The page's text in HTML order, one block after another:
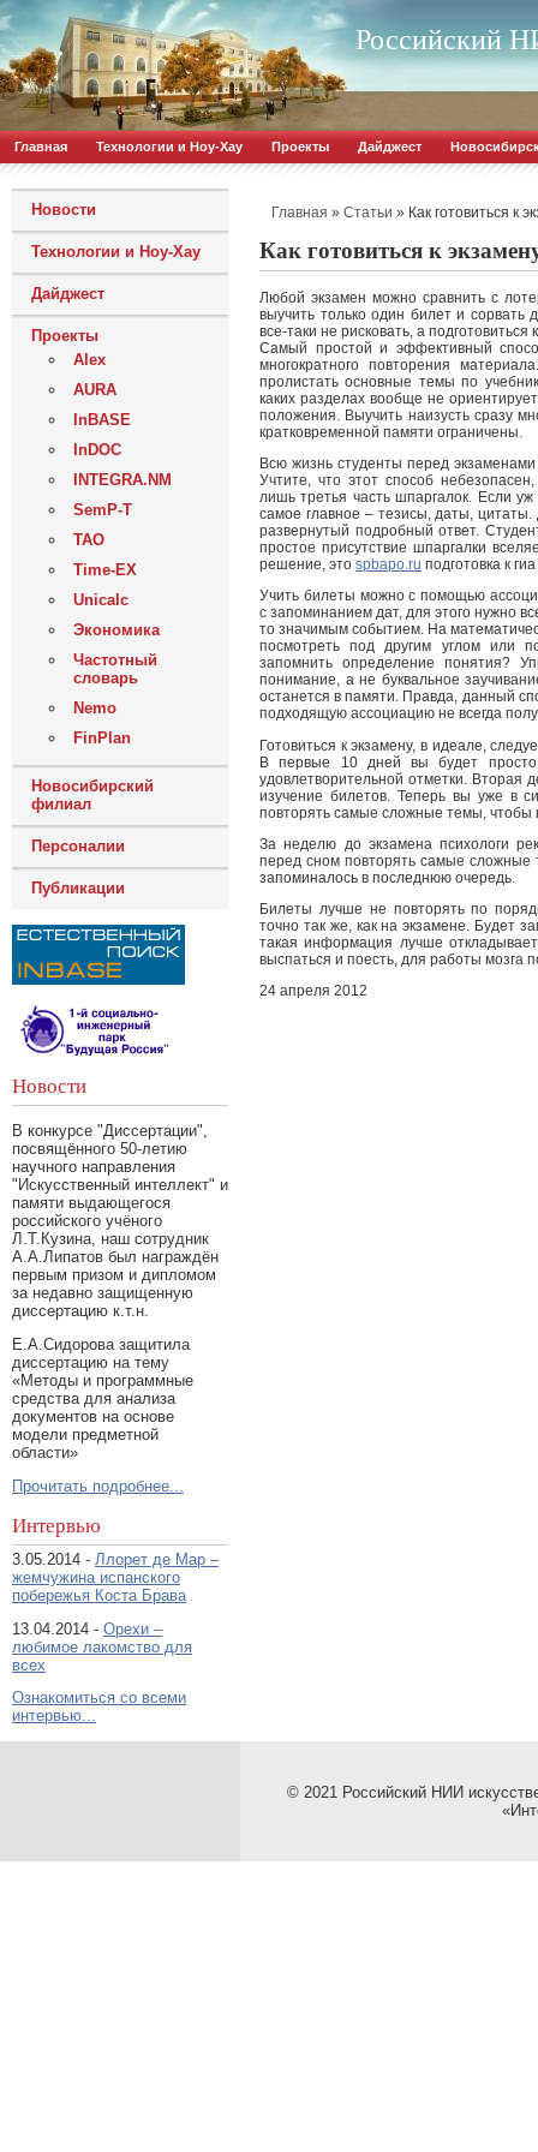
Российский
Главная Технологии и Ноу-Хау Проекты Дайджест
Новости
Технологии и Ноу-Хау
Дайджест
Проекты
Alex
AURA
InBASE
InDOC
INTEGRA.NM
SemP-T
ТАО
Time-EX
Unicalc
Экономика
Частотный
словарь
Nemo
FinPlan
Новосибирский
филиал
Персоналии
Публикации
Новости
В конкурсе "Диссертации",
посвящённого 50-летию
научного направления
"Искусственный интеллект" и
памяти выдающегося
российского учёного
Л.Т.Кузина, наш сотрудник
А.А.Липатов был награждён
первым призом и дипломом
за недавно защищенную
диссертацию к.т.н.
Е.А.Сидорова защитила
диссертацию на тему
«Методы и программные
средства для анализа
документов на основе
модели предметной
области»
Прочитать подробнее...
Интервью
3.05.2014 - Ллорет де Мар –
жемчужина испанского
побережья Коста Брава
13.04.2014 - Орехи –
любимое лакомство для
всех
Ознакомиться со всеми
интервью...
Главная » Статьи » Как готовиться к
Как готовиться к
Любой экзамен можно сравнить с
выучить только один билет и сорвать
все-таки не рисковать, а подготовиться
Самый простой и эффективный
многократного повторения
пролистать основные темы по
каких разделах вообще не
положения. Выучить наизусть сразу
кратковременной памяти ограничены.
Всю жизнь студенты перед
Учтите, что этот способ
лишь третья часть шпаргалок. Если
самое главное – тезисы, даты,
развернутый подробный ответ.
простое присутствие шпаргалки
решение, это spbapo.ru подготовка к
Учить билеты можно с помощью
с запоминанием дат, для этого нужно
то значимым событием. На
посмотреть под другим углом или
запомнить определение понятия?
понимание, а не буквальное
останется в памяти. Правда, данный
подходящую ассоциацию не всегда
Готовиться к экзамену, в идеале,
В первые 10 дней вы будет просто
удовлетворительной отметки. Вторая
изучение билетов. Теперь вы уже в
повторять самые сложные темы, чтобы
За неделю до экзамена психологи
перед сном повторять самые сложные
запоминалось в последнюю очередь.
Билеты лучше не повторять по
точно так же, как на экзамене. Будет
такая информация лучше
выспаться и поесть, для работы мозга
24 апреля 2012
© 2021 Российский НИИ